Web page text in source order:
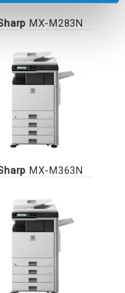
MX-M283N
MX-M363N